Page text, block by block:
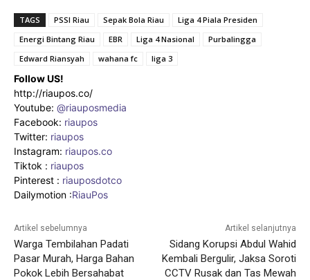
TAGS PSSI Riau Sepak Bola Riau
Liga 4 Piala Presiden
Energi Bintang Riau
EBR Liga 4 Nasional
Purbalingga
Edward Riansyah
wahana fc liga 3
Follow US!
http://riaupos.co/
Youtube: @riauposmedia
Facebook: riaupos
Twitter: riaupos
Instagram: riaupos.co
Tiktok : riaupos
Pinterest : riauposdotco
Dailymotion :RiauPos
Artikel sebelumnya
Warga Tembilahan Padati
Pasar Murah, Harga Bahan
Pokok Lebih Bersahabat
Artikel selanjutnya
Sidang Korupsi Abdul Wahid
Kembali Bergulir, Jaksa Soroti
CCTV Rusak dan Tas Mewah